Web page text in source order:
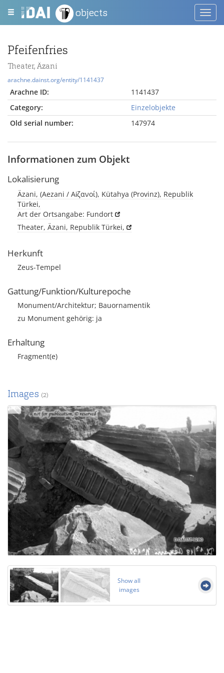
objects
Pfeifenfries
Theater, Äzani
arachne.dainst.org/entity/1141437
Arachne ID:
1141437
Category:
Einzelobjekte
Old serial number:
147974
Informationen zum Objekt
Lokalisierung
Äzani, (Aezani / Αἰζανοί), Kütahya (Provinz), Republik
Türkei,
Art der Ortsangabe: Fundort
Theater, Äzani, Republik Türkei,
Herkunft
Zeus-Tempel
Gattung/Funktion/Kulturepoche
Monument/Architektur; Bauornamentik
zu Monument gehörig: ja
Erhaltung
Fragment(e)
Images (2)
Show all
images